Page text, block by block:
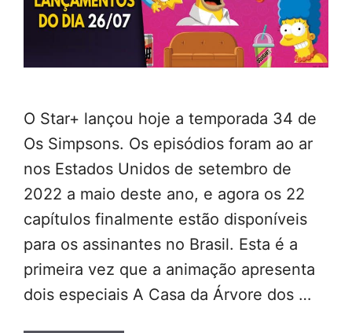
O Star+ lançou hoje a temporada 34 de
Os Simpsons. Os episódios foram ao ar
nos Estados Unidos de setembro de
2022 a maio deste ano, e agora os 22
capítulos finalmente estão disponíveis
para os assinantes no Brasil. Esta é a
primeira vez que a animação apresenta
dois especiais A Casa da Árvore dos …